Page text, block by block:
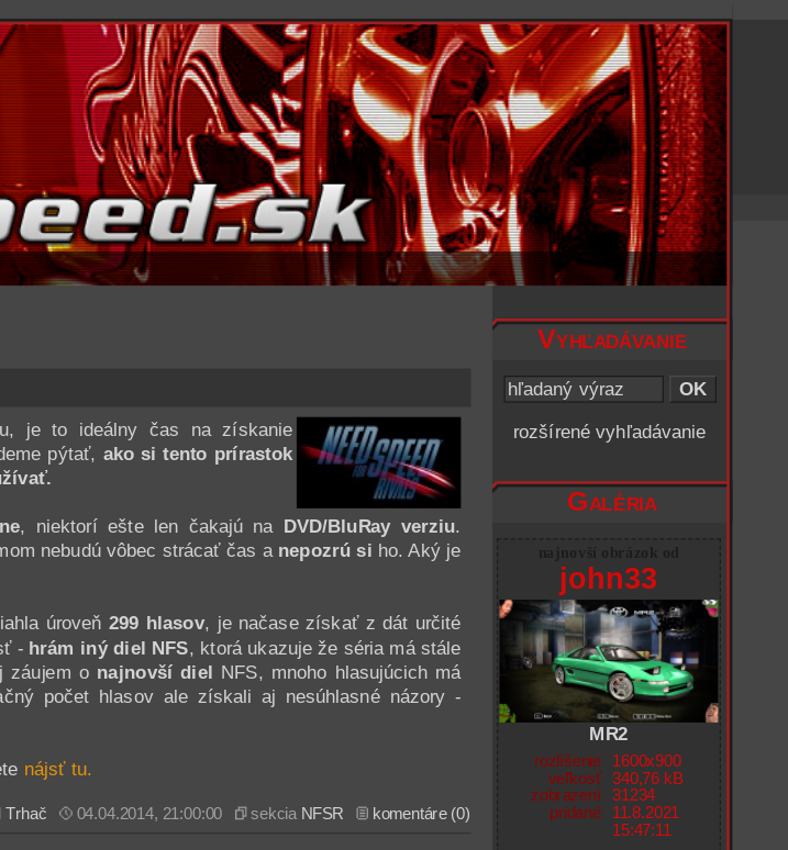
Vyhľadávanie
rozšírené vyhľadávanie
Galéria
john33
MR2
rozlíšenie
veľkosť
zobrazení
pridané
1600x900
340,76 kB
31234
11.8.2021
15:47:11
je to ideálny čas na získanie
pýtať, ako si tento prírastok
, niektorí ešte len čakajú na DVD/BluRay verziu.
nebudú vôbec strácať čas a nepozrú si ho. Aký je
úroveň 299 hlasov, je načase získať z dát určité
- hrám iný diel NFS, ktorá ukazuje že séria má stále
záujem o najnovší diel NFS, mnoho hlasujúcich má
počet hlasov ale získali aj nesúhlasné názory -
nájsť tu.
Trhač 04.04.2014, 21:00:00 sekcia NFSR komentáre (0)